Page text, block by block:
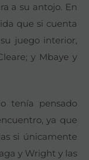
a su antojo. En
que si cuenta
juego interior,
y Mbaye y
tenía pensado
ya que
si únicamente
y Wright y las